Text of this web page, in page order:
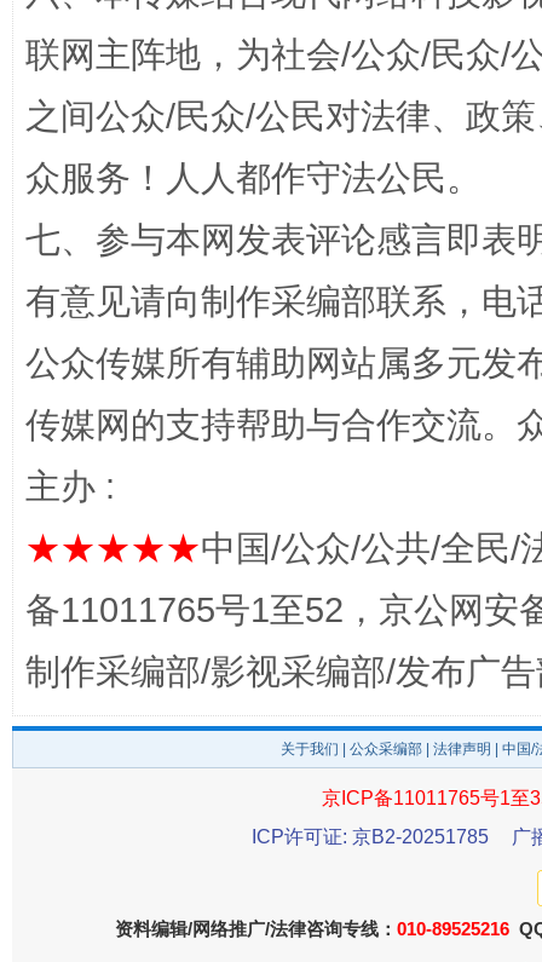
法徽映军营 权益有保障
一批国家标准开始实施
联网主阵地，为社会/公众/民众/
之间公众/民众/公民对法律、政
众服务！人人都作守法公民。
七、参与本网发表评论感言即表
有意见请向制作采编部联系，电
公众传媒所有辅助网站属多元发
传媒网的支持帮助与合作交流。
主办 :
★★★★★中国/公众/公共/全民/
备11011765号1至52，京公网安
制作采编部/影视采编部/发布广
关于我们 公众采编部 法律声明 | 中国
京ICP备11011765号1至
ICP许可证: 京B2-20251785
广
资料编辑/网络推广/法律咨询专线： 010-89525216